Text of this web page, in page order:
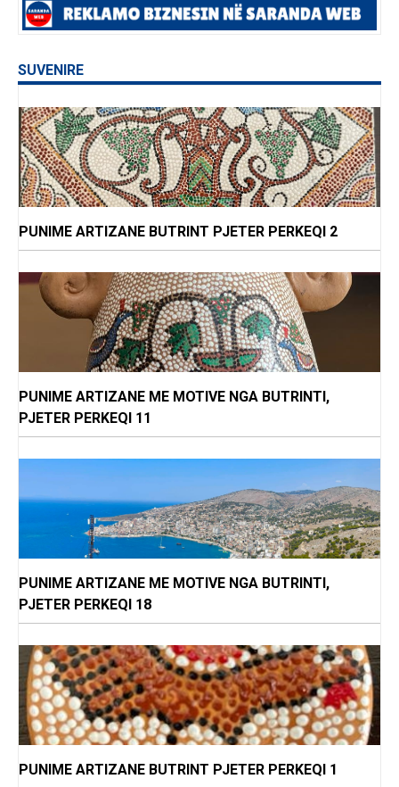
SUVENIRE
PUNIME ARTIZANE BUTRINT PJETER PERKEQI 2
PUNIME ARTIZANE ME MOTIVE NGA BUTRINTI,
PJETER PERKEQI 11
PUNIME ARTIZANE ME MOTIVE NGA BUTRINTI,
PJETER PERKEQI 18
PUNIME ARTIZANE BUTRINT PJETER PERKEQI 1